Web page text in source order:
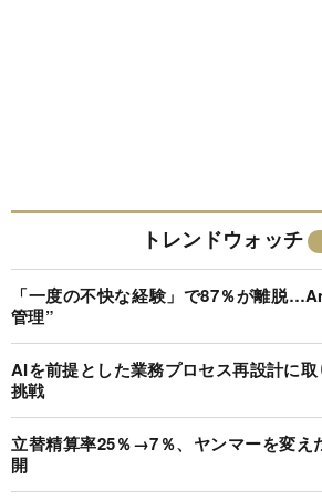
トレンドウォッチ
「一度の不快な経験」で87％が離脱
管理”
AIを前提とした業務プロセス再設計に
挑戦
立替精算率25％→7％、ヤンマーを変え
開